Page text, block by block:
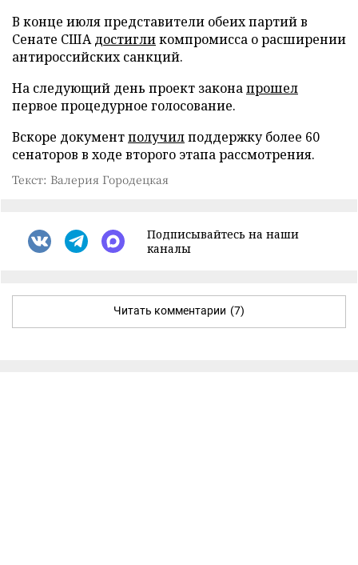
В конце июля представители обеих партий в
Сенате СШАдостигликомпромисса о расширении
антироссийских санкций.
На следующий день проект законапрошел
первое процедурное голосование.
Вскоре документполучилподдержку более 60
сенаторов в ходе второго этапа рассмотрения.
Текст: Валерия Городецкая
Подписывайтесь на наши
каналы
Читать комментарии (7)